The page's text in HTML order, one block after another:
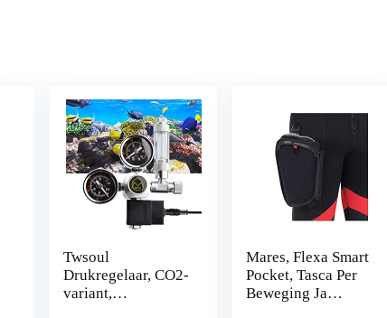
Twsoul
Drukregelaar, CO2-
variant,
Mares, Flexa Smart
Pocket, Tasca Per
Beweging Ja